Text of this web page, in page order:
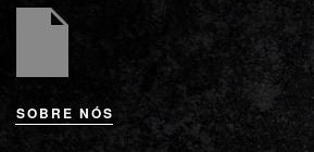
SOBRE NÓS